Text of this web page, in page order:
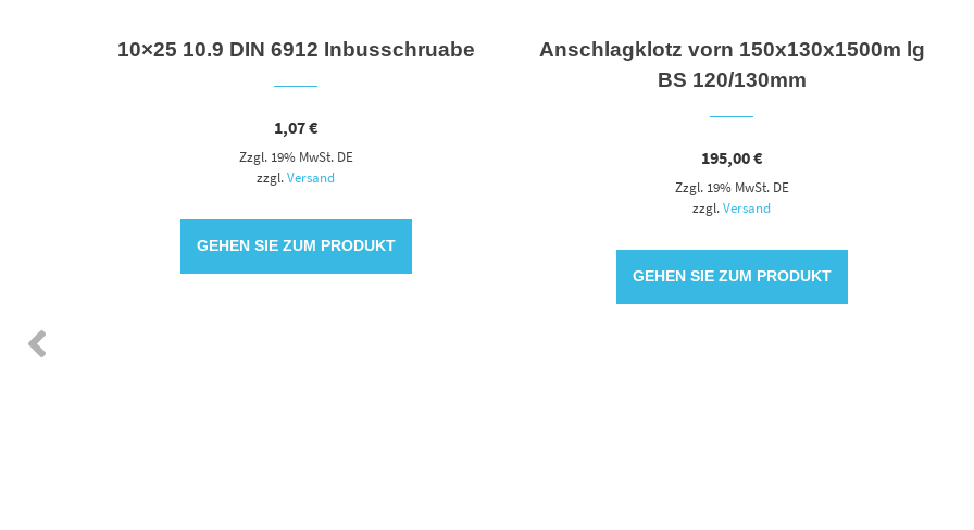
10×25 10.9 DIN 6912 Inbusschruabe
1,07€
Zzgl. 19% MwSt. DE
zzgl.Versand
GEHEN SIE ZUM PRODUKT
Anschlagklotz vorn 150x130x1500m lg
BS 120/130mm
195,00€
Zzgl. 19% MwSt. DE
zzgl.Versand
GEHEN SIE ZUM PRODUKT